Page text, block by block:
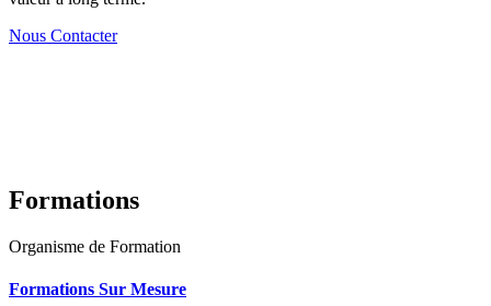
Nous Contacter
Formations
Organisme de Formation
Formations Sur Mesure